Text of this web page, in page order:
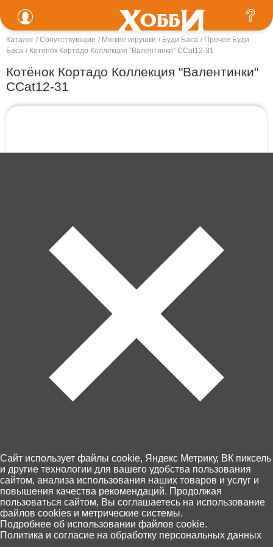
Каталог Сопутствующие Мягкие игрушки Буди Баса
Прочее Буди
Баса
Котёнок Кортадо Коллекция "Валентинки" CCat12-31
Котёнок Кортадо Коллекция "Валентинки"
CCat12-31
Артикул: CCat12-31
1 250 ₽ В корзину
В наличии в 1 магазинах
Пункты выдачи Хоббит
46 по Калининграду и области
10 августа, (понедельник)
Оплата - картой на сайте или при
получении
Главная Каталог Корзина
0
Избранное Поиск
Cайт использует файлы cookie, Яндекс Метрику, ВК пиксель
и другие технологии для вашего удобства пользования
сайтом, анализа использования наших товаров и услуг и
повышения качества рекомендаций. Продолжая
пользоваться сайтом, Вы соглашаетесь на использование
файлов cookies и метрические системы.
Подробнее об использовании файлов cookie.
Политика и согласие на обработку персональных данных